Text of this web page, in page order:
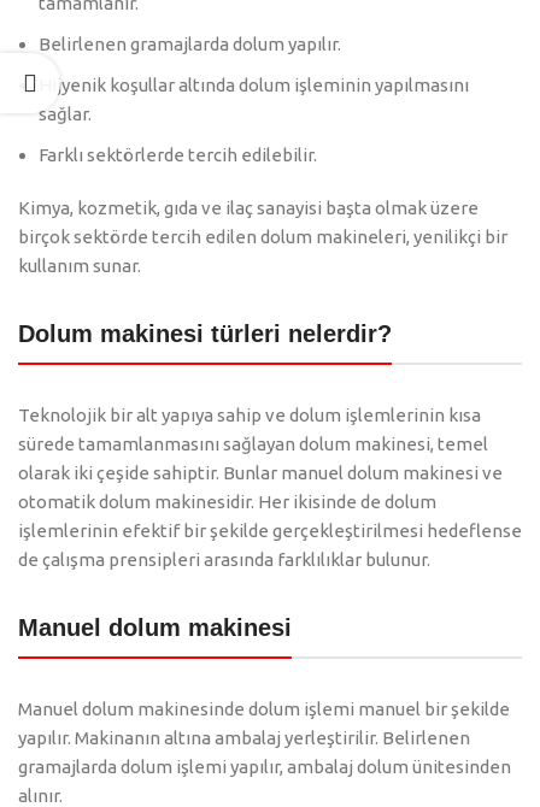
Belirlenen gramajlarda dolum yapılır.
Hijyenik koşullar altında dolum işleminin yapılmasını
sağlar.
Farklı sektörlerde tercih edilebilir.
Kimya, kozmetik, gıda ve ilaç sanayisi başta olmak üzere
birçok sektörde tercih edilen dolum makineleri, yenilikçi bir
kullanım sunar.
Dolum makinesi türleri nelerdir?
Teknolojik bir alt yapıya sahip ve dolum işlemlerinin kısa
sürede tamamlanmasını sağlayan dolum makinesi, temel
olarak iki çeşide sahiptir. Bunlar manuel dolum makinesi ve
otomatik dolum makinesidir. Her ikisinde de dolum
işlemlerinin efektif bir şekilde gerçekleştirilmesi hedeflense
de çalışma prensipleri arasında farklılıklar bulunur.
Manuel dolum makinesi
Manuel dolum makinesinde dolum işlemi manuel bir şekilde
yapılır. Makinanın altına ambalaj yerleştirilir. Belirlenen
gramajlarda dolum işlemi yapılır, ambalaj dolum ünitesinden
alınır.